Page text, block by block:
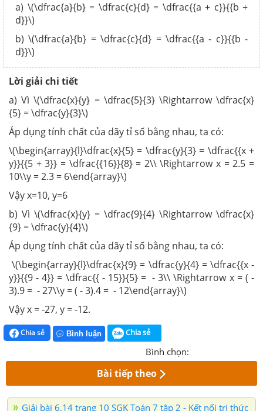
a) \(\dfrac{a}{b} = \dfrac{c}{d} = \dfrac{{a + c}}{{b +
d}}\)
b) \(\dfrac{a}{b} = \dfrac{c}{d} = \dfrac{{a - c}}{{b -
d}}\)
Lời giải chi tiết
a) Vì \(\dfrac{x}{y} = \dfrac{5}{3} \Rightarrow \dfrac{x}
{5} = \dfrac{y}{3}\)
Áp dụng tính chất của dãy tỉ số bằng nhau, ta có:
\(\begin{array}{l}\dfrac{x}{5} = \dfrac{y}{3} = \dfrac{{x +
y}}{{5 + 3}} = \dfrac{{16}}{8} = 2\\ \Rightarrow x = 2.5 =
10\\y = 2.3 = 6\end{array}\)
Vậy x=10, y=6
b) Vì \(\dfrac{x}{y} = \dfrac{9}{4} \Rightarrow \dfrac{x}
{9} = \dfrac{y}{4}\)
Áp dụng tính chất của dãy tỉ số bằng nhau, ta có:
\(\begin{array}{l}\dfrac{x}{9} = \dfrac{y}{4} = \dfrac{{x -
y}}{{9 - 4}} = \dfrac{{ - 15}}{5} = - 3\\ \Rightarrow x = ( -
3).9 = - 27\\y = ( - 3).4 = - 12\end{array}\)
Vậy x = -27, y = -12.
Chia sẻ Bình luận Chia sẻ
Bình chọn:
Bài tiếp theo
Giải bài 6.14 trang 10 SGK Toán 7 tập 2 - Kết nối tri thức